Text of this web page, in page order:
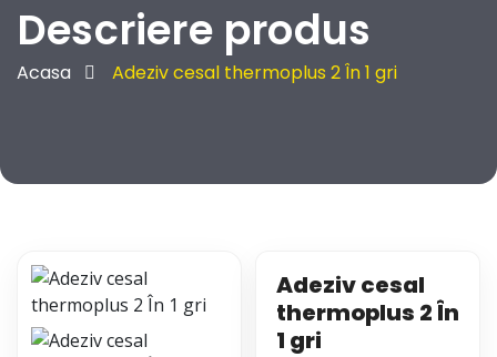
Descriere produs
Acasa Adeziv cesal thermoplus 2 În 1 gri
Adeziv cesal
thermoplus 2 În
1 gri